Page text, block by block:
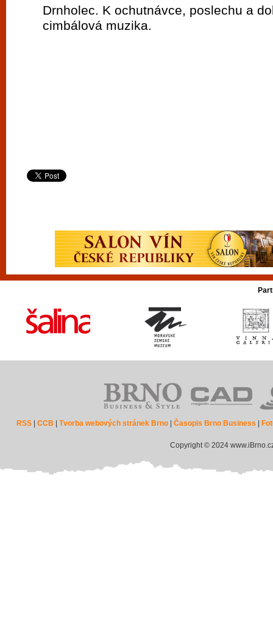
Drnholec. K ochutnávce, poslechu a
cimbálová muzika.
RSS |CCB |Tvorba webových stránek Brno |Časopis Brno Business
Copyright © 2024